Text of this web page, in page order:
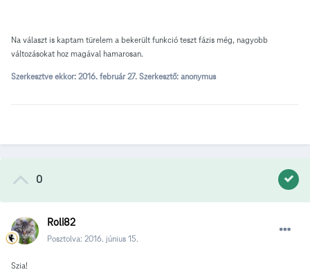
Na választ is kaptam türelem a bekerült funkció teszt fázis még, nagyobb
változásokat hoz magával hamarosan.
Szerkesztve ekkor: 2016. február 27. Szerkesztő: anonymus
0
Roli82
Posztolva: 2016. június 15.
Szia!